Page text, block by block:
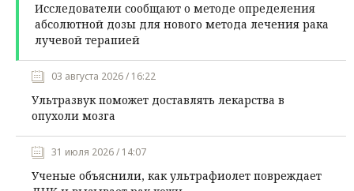
Исследователи сообщают о методе определения
абсолютной дозы для нового метода лечения рака
лучевой терапией
03 августа 2026 / 16:22
Ультразвук поможет доставлять лекарства в
опухоли мозга
31 июля 2026 / 14:07
Ученые объяснили, как ультрафиолет повреждает